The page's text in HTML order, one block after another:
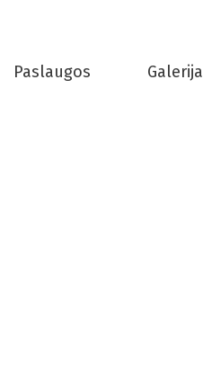
Paslaugos Galerija